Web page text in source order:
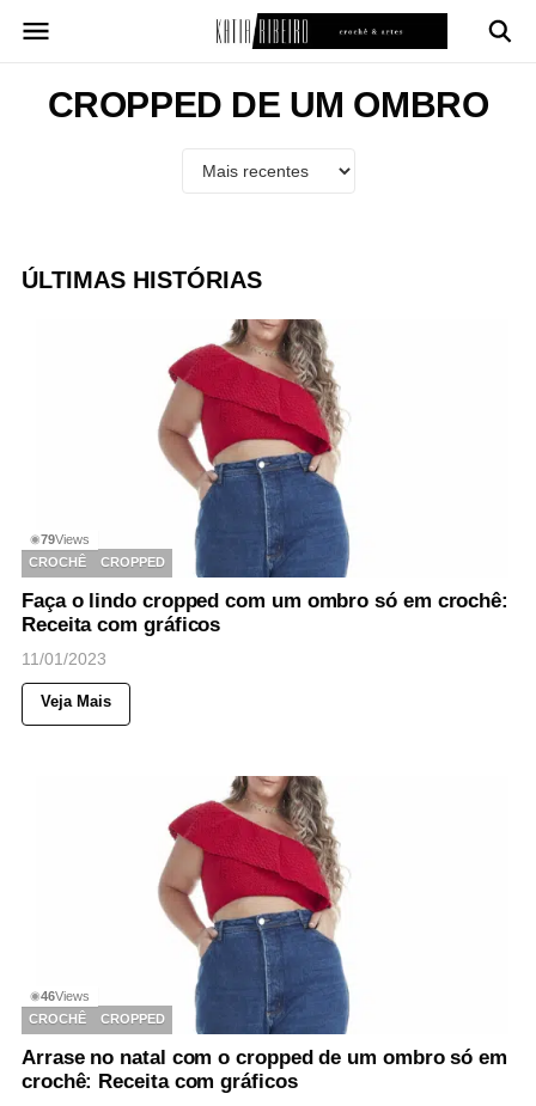
para
conteúdoCROPPED DE UM OMBRO
ÚLTIMAS HISTÓRIAS
◉79Views
CROCHÊ
CROPPED
Faça o lindo cropped com um ombro só em crochê:
Receita com gráficos
11/01/2023
Veja Mais
◉46Views
CROCHÊ
CROPPED
Arrase no natal com o cropped de um ombro só em
crochê: Receita com gráficos